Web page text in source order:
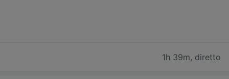
1h 39m, diretto